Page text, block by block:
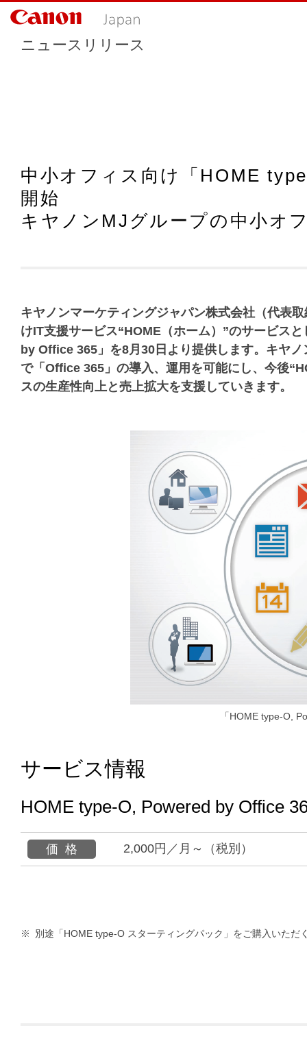
ニュースリリース
中小オフィス向け「HOME
開始
キヤノンMJグループの中小オ
キヤノンマーケティングジャパン株式会社（代表
けIT支援サービス“HOME（ホーム）”のサービス
by Office 365」を8月30日より提供します。キヤ
で「Office 365」の導入、運用を可能にし、今後
スの生産性向上と売上拡大を支援していきます。
「HOME type-O,
サービス情報
HOME type-O, Powered by Office
価格 2,000円／月～（税別）
※ 別途「HOME type-O スターティングパック」をご購入いただ